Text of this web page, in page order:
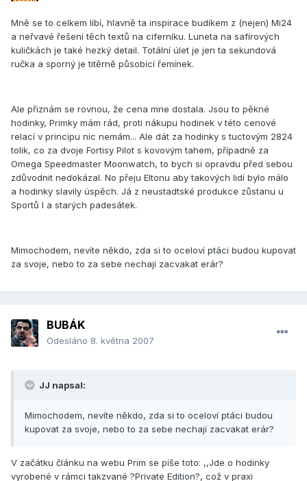
Mně se to celkem líbí, hlavně ta inspirace budíkem z (nejen) Mi24
a neřvavé řešení těch textů na ciferníku. Luneta na safírových
kuličkách je také hezký detail. Totální úlet je jen ta sekundová
ručka a sporný je titěrně působící řemínek.
Ale přiznám se rovnou, že cena mne dostala. Jsou to pěkné
hodinky, Primky mám rád, proti nákupu hodinek v této cenové
relací v principu nic nemám... Ale dát za hodinky s tuctovým 2824
tolik, co za dvoje Fortisy Pilot s kovovým tahem, případně za
Omega Speedmaster Moonwatch, to bych si opravdu před sebou
zdůvodnit nedokázal. No přeju Eltonu aby takových lidí bylo málo
a hodinky slavily úspěch. Já z neustadtské produkce zůstanu u
Sportů I a starých padesátek.
Mimochodem, nevíte někdo, zda si to oceloví ptáci budou kupovat
za svoje, nebo to za sebe nechají zacvakat erár?
BUBÁK
Odesláno 8. května 2007
JJ napsal:
Mimochodem, nevíte někdo, zda si to oceloví ptáci budou
kupovat za svoje, nebo to za sebe nechají zacvakat erár?
V začátku článku na webu Prim se píše toto: ,,Jde o hodinky
vyrobené v rámci takzvané ?Private Edition?, což v praxi